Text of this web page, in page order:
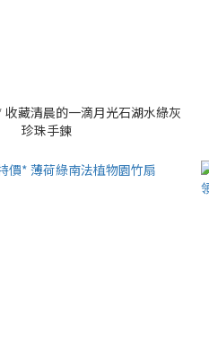
藏清晨的一滴月光石湖水綠灰
珍珠手鍊